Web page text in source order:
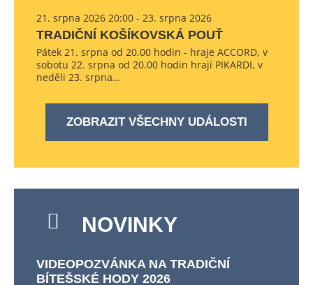
21. srpna 2026 20:00 - 23. srpna 2026
TRADIČNÍ KOŠÍKOVSKÁ POUŤ
Pátek 21. srpna od 20.00 hodin - hraje ACCORD, v
sobotu 22. srpna od 20.00 hodin hrají PIKARDI, v
neděli 23. srpna…
ZOBRAZIT VŠECHNY UDÁLOSTI
NOVINKY
VIDEOPOZVÁNKA NA TRADIČNÍ
BÍTEŠSKÉ HODY 2026